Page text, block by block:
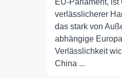
EU-Parlament,
verlässlicherer
das stark von
abhängige
Verlässlichkeit
China ...